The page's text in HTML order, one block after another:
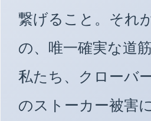
繋げること。それ
の、唯一確実な道
私たち、クローバ
のストーカー被害